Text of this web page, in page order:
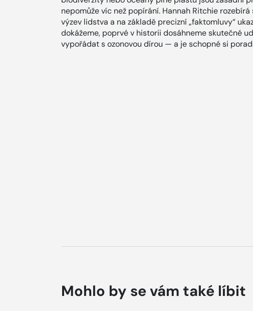
nepomůže víc než popírání. Hannah Ritchie
výzev lidstva a na základě precizní „faktomluvy“
dokážeme, poprvé v historii dosáhneme skutečné
vypořádat s ozonovou dírou — a je schopné si
Mohlo by se vám také líbit